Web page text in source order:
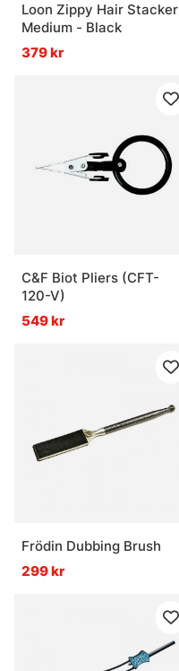
Loon Zippy Hair Stacker
Medium - Black
379 kr
C&F Biot Pliers (CFT-
120-V)
549 kr
Frödin Dubbing Brush
299 kr